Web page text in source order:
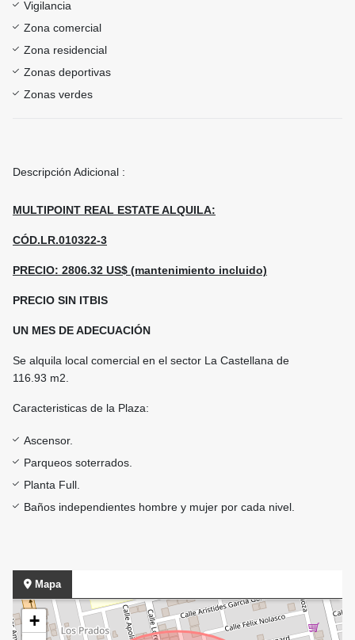
Vigilancia
Zona comercial
Zona residencial
Zonas deportivas
Zonas verdes
Descripción Adicional :
MULTIPOINT REAL ESTATE ALQUILA:
CÓD.LR.010322-3
PRECIO: 2806.32 US$ (mantenimiento incluido)
PRECIO SIN ITBIS
UN MES DE ADECUACIÓN
Se alquila local comercial en el sector La Castellana de
116.93 m2.
Caracteristicas de la Plaza:
Ascensor.
Parqueos soterrados.
Planta Full.
Baños independientes hombre y mujer por cada nivel.
Mapa
+